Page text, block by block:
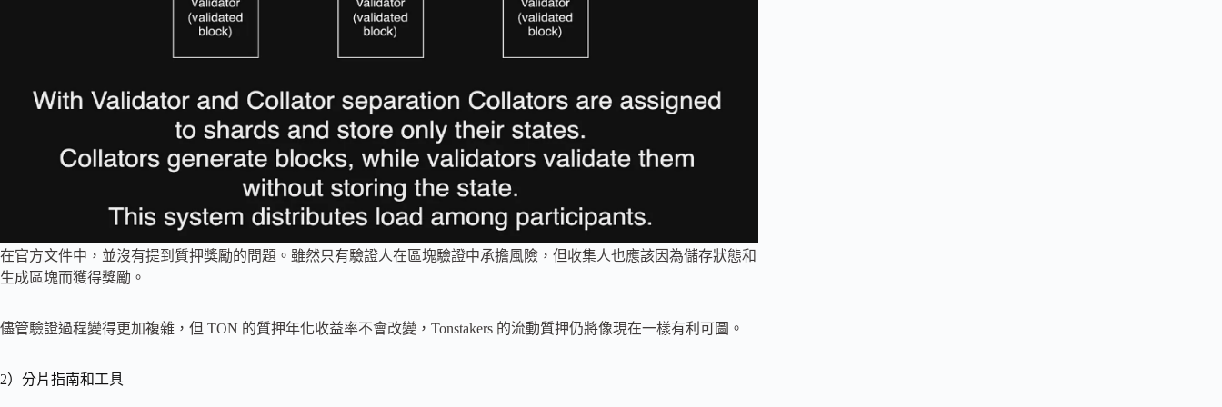
在官方文件中，並沒有提到質押獎勵的問題。雖然只有驗證人在區塊驗證中承擔風險，但收集人也應該因為儲存狀態和
生成區塊而獲得獎勵。
儘管驗證過程變得更加複雜，但 TON 的質押年化收益率不會改變，Tonstakers 的流動質押仍將像現在一樣有利可圖。
2）分片指南和工具